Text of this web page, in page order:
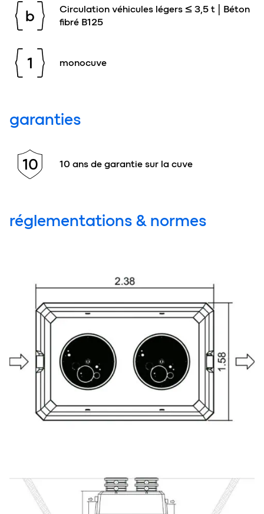
b
Circulation véhicules légers ≤ 3,5 t | Béton
fibré B125
1 monocuve
garanties
10 10 ans de garantie sur la cuve
réglementations & normes